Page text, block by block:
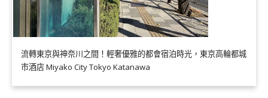
流轉東京與神奈川之間！輕奢優雅的都會宿泊時光，東京高輪都城
市酒店 Miyako City Tokyo Katanawa